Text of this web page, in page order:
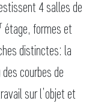
4 salles de
étage, formes et
distinctes: la
courbes de
sur l’objet et